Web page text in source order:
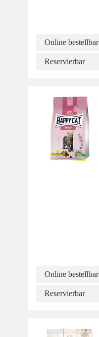
Online bestellbar
Reservierbar
Online bestellbar
Reservierbar